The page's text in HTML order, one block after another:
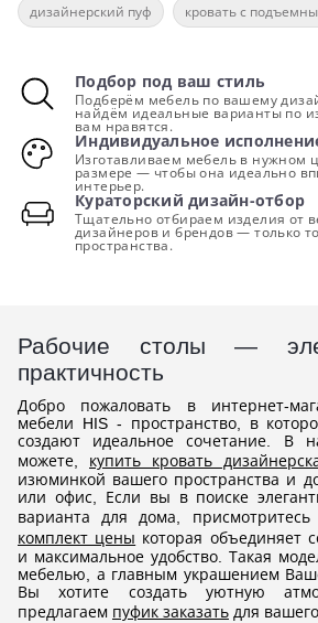
дизайнерский пуф кровать с
Подбор под ваш стиль
Подберём мебель по вашему
найдём идеальные варианты по
вам нравятся.
Индивидуальное
Изготавливаем мебель в нужном
размере — чтобы она идеально
интерьер.
Кураторский дизайн-отбор
Тщательно отбираем изделия от
дизайнеров и брендов — только
пространства.
Рабочие столы —
практичность
Добро пожаловать в интернет-
мебели HIS - пространство, в
создают идеальное сочетание. В
можете, купить кровать
изюминкой вашего пространства и
или офис, Если вы в поиске
варианта для дома,
комплект цены которая объединяет
и максимальное удобство. Такая
мебелью, а главным украшением
Вы хотите создать уютную
предлагаем пуфик заказать для